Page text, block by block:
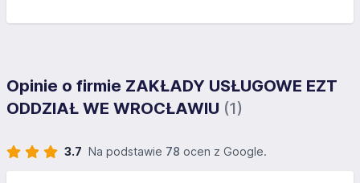
Opinie o firmie ZAKŁADY USŁUGOWE EZT
ODDZIAŁ WE WROCŁAWIU (1)
3.7 Na podstawie 78 ocen z Google.